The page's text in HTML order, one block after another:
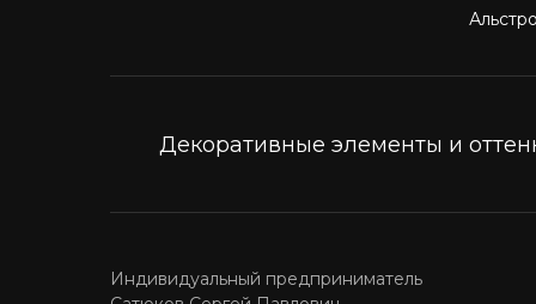
Декоративные элементы и
Индивидуальный предприниматель